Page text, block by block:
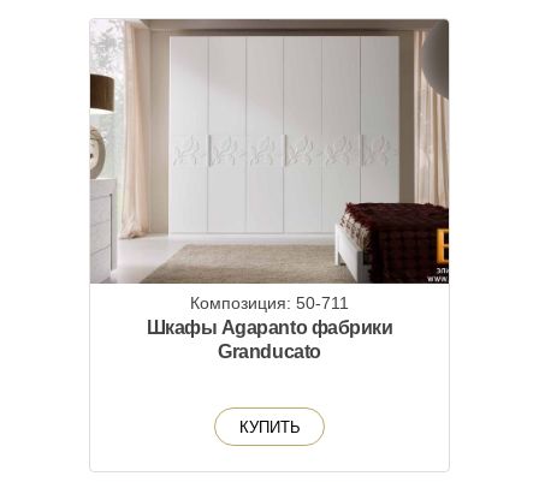
Композиция: 50-711
Шкафы Agapanto фабрики
Granducato
КУПИТЬ